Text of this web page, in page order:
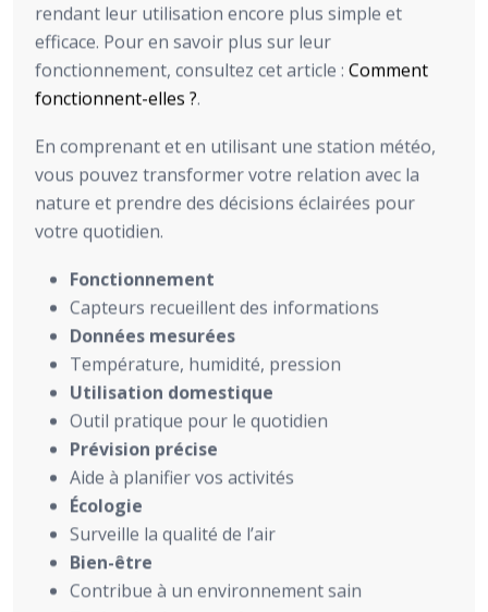
rendant leur utilisation encore plus simple et
efficace. Pour en savoir plus sur leur
fonctionnement, consultez cet article : Comment
fonctionnent-elles ?.
En comprenant et en utilisant une station météo,
vous pouvez transformer votre relation avec la
nature et prendre des décisions éclairées pour
votre quotidien.
Fonctionnement
Capteurs recueillent des informations
Données mesurées
Température, humidité, pression
Utilisation domestique
Outil pratique pour le quotidien
Prévision précise
Aide à planifier vos activités
Écologie
Surveille la qualité de l’air
Bien-être
Contribue à un environnement sain